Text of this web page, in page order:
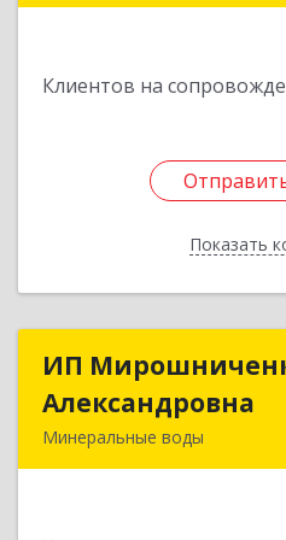
Клиентов на
Показать
ИП
Александровна
Минеральные воды
ИП